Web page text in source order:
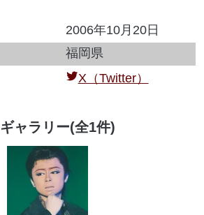
2006年10月20日
福岡県
X（Twitter）
ギャラリー(全1件)